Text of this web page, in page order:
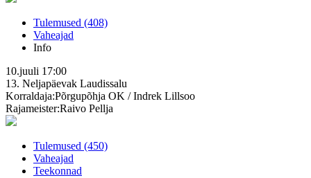
Tulemused (408)
Vaheajad
Info
10.juuli 17:00
13. Neljapäevak Laudissalu
Korraldaja:Põrgupõhja OK / Indrek Lillsoo
Rajameister:Raivo Pellja
Tulemused (450)
Vaheajad
Teekonnad